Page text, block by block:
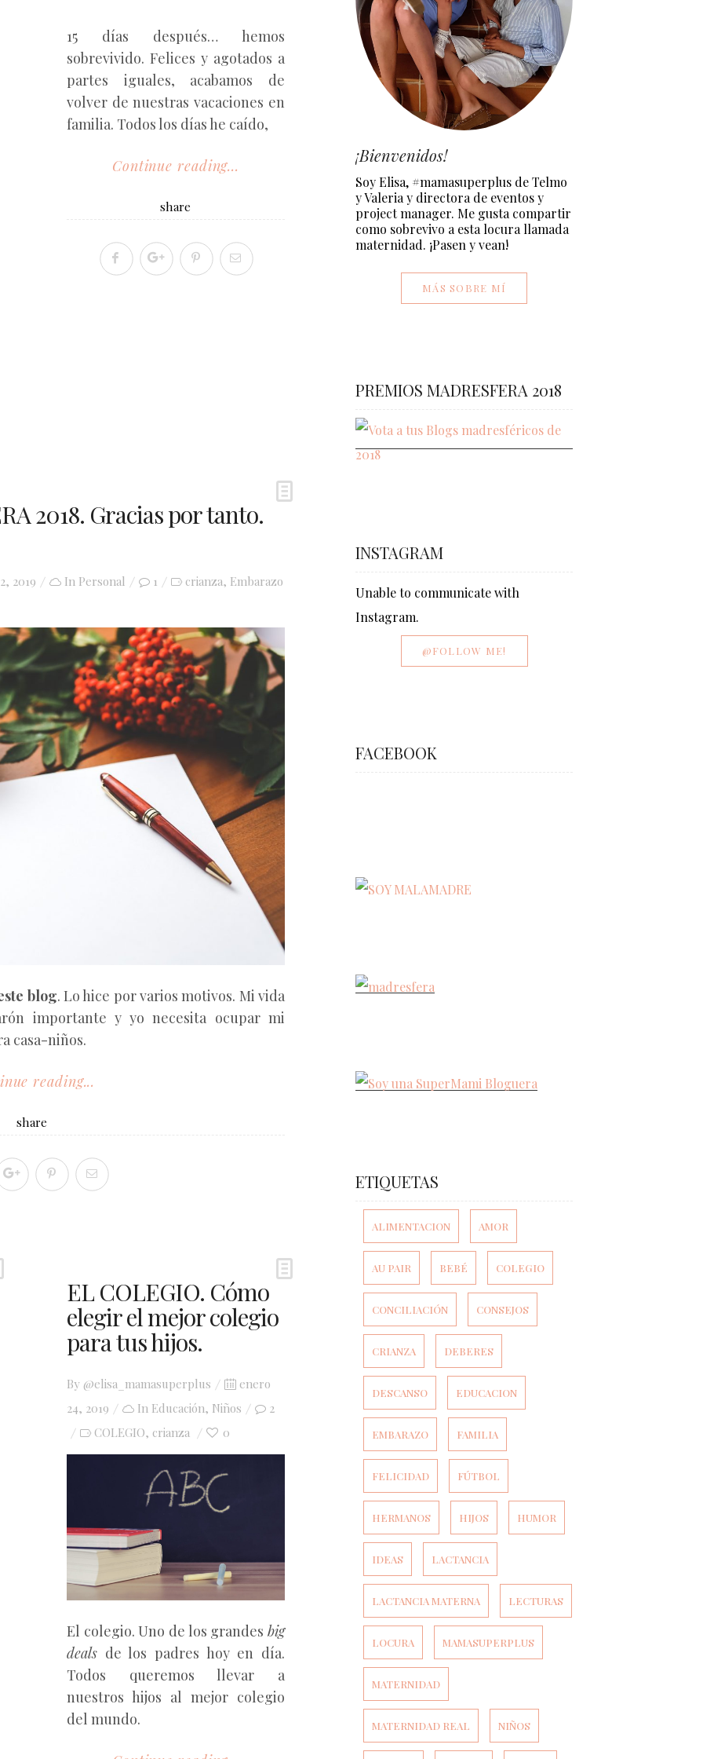
15 días después… hemos
sobrevivido. Felices y agotados a
partes iguales, acabamos de
volver de nuestras vacaciones en
familia. Todos los días he caído,
Continue reading...
share
2018. Gracias por tanto.
2019 In Personal 1 crianza, Embarazo
blog. Lo hice por varios motivos. Mi vida
importante y yo necesita ocupar mi
casa-niños.
reading...
share
EL COLEGIO. Cómo
elegir el mejor colegio
para tus hijos.
By @elisa_mamasuperplus
Posted
on
enero
24, 2019
In Educación, Niños
2
COLEGIO, crianza 0
El colegio. Uno de los grandes big
deals de los padres hoy en día.
Todos queremos llevar a
nuestros hijos al mejor colegio
del mundo.
¡Bienvenidos!
Soy Elisa, #mamasuperplus de Telmo
y Valeria y directora de eventos y
project manager. Me gusta compartir
como sobrevivo a esta locura llamada
maternidad. ¡Pasen y vean!
MÁS SOBRE MÍ
PREMIOS MADRESFERA 2018
INSTAGRAM
Unable to communicate with
Instagram.
@FOLLOW ME!
FACEBOOK
ETIQUETAS
ALIMENTACION AMOR
AU PAIR BEBÉ COLEGIO
CONCILIACIÓN CONSEJOS
CRIANZA DEBERES
DESCANSO EDUCACION
EMBARAZO FAMILIA
FELICIDAD FÚTBOL
HERMANOS HIJOS HUMOR
IDEAS LACTANCIA
LACTANCIA MATERNA LECTURAS
LOCURA MAMASUPERPLUS
MATERNIDAD
MATERNIDAD REAL NIÑOS